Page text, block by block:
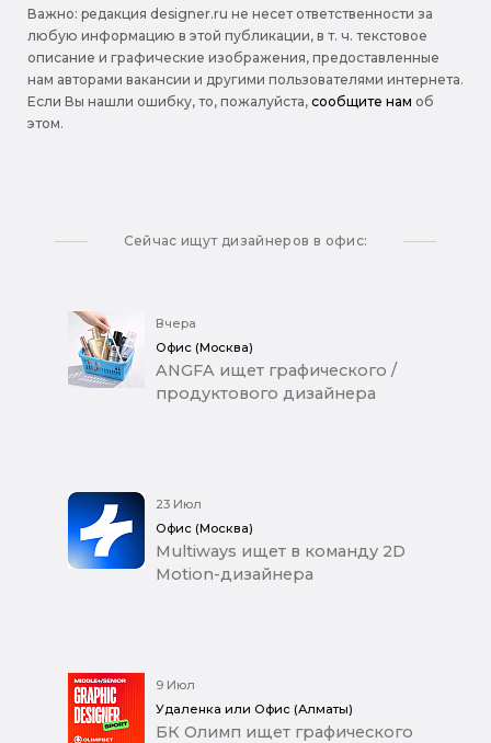
Важно: pедакция designer.ru не несет ответственности за
любую информацию в этой публикации, в т. ч. текстовое
описание и графические изображения, предоставленные
нам авторами вакансии и другими пользователями интернета.
Если Вы нашли ошибку, то, пожалуйста, сообщите нам об
этом.
Сейчас ищут дизайнеров в офис:
Вчера
Офис (Москва)
ANGFA ищет графического /
продуктового дизайнера
23 Июл
Офис (Москва)
Multiways ищет в команду 2D
Motion-дизайнера
9 Июл
Удаленка или Офис (Алматы)
БК Олимп ищет графического